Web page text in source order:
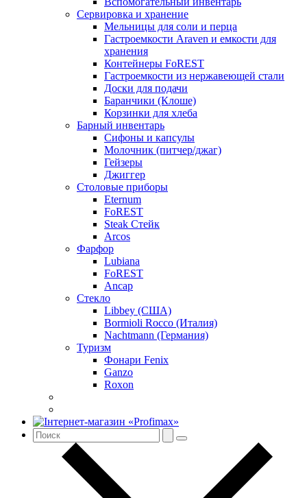
Сервировка и хранение
Мельницы для соли и перца
Гастроемкости Araven и емкости для
хранения
Контейнеры FoREST
Гастроемкости из нержавеющей стали
Доски для подачи
Баранчики (Клоше)
Корзинки для хлеба
Барный инвентарь
Сифоны и капсулы
Молочник (питчер/джаг)
Гейзеры
Джиггер
Столовые приборы
Eternum
FoREST
Steak Стейк
Arcos
Фарфор
Lubiana
FoREST
Ancap
Стекло
Libbey (США)
Bormioli Rocco (Италия)
Nachtmann (Германия)
Туризм
Фонари Fenix
Ganzo
Roxon